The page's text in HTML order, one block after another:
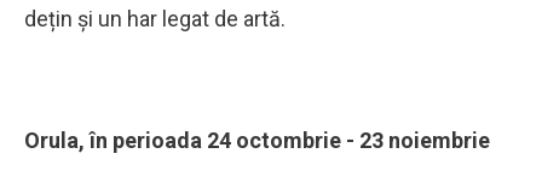
dețin și un har legat de artă.
Orula, în perioada 24 octombrie - 23 noiembrie